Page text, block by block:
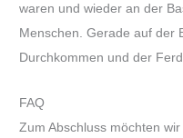
waren und wieder an der
Menschen. Gerade auf der
Durchkommen und der
FAQ
Zum Abschluss möchten